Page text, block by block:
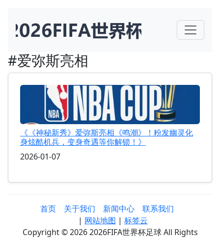
#爱弥斯亮相
《《神秘新秀》爱弥斯亮相《鸣潮》！粉发幽灵化
身炫酷机兵，变身奇遇等你解锁！》
2026-01-07
首页 关于我们 新闻中心
联系我们
| 网站地图 | 标签云
Copyright © 2026 2026FIFA世界杯足球 All Rights